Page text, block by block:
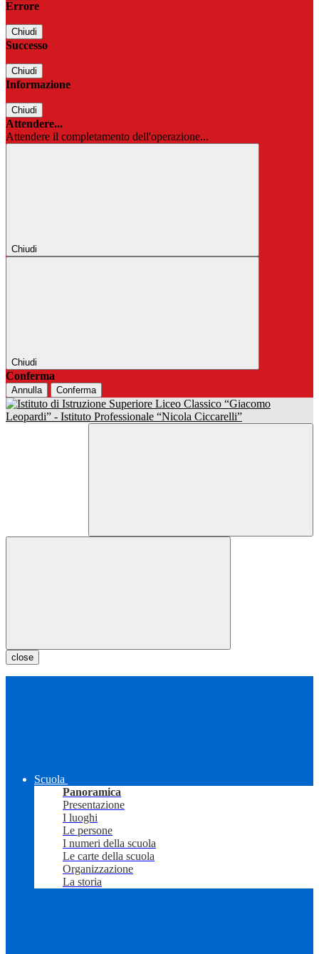
Errore
Chiudi
Successo
Chiudi
Informazione
Chiudi
Attendere...
Attendere il completamento dell'operazione...
Chiudi
Chiudi
Conferma
Annulla Conferma
close
Scuola
Panoramica
Presentazione
I luoghi
Le persone
I numeri della scuola
Le carte della scuola
Organizzazione
La storia